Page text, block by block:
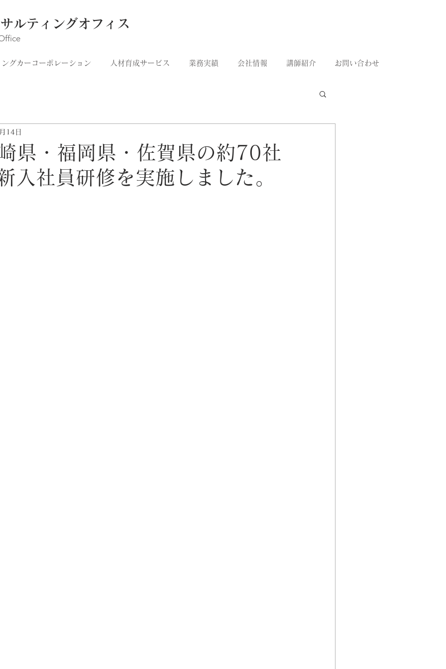
ルティングオフィス
グカーコーポレーション 人材育成サービス 業務実績 会社情報 講師紹介 お問い合わせ
県・福岡県・佐賀県の約70社
入社員研修を実施しました。
14日